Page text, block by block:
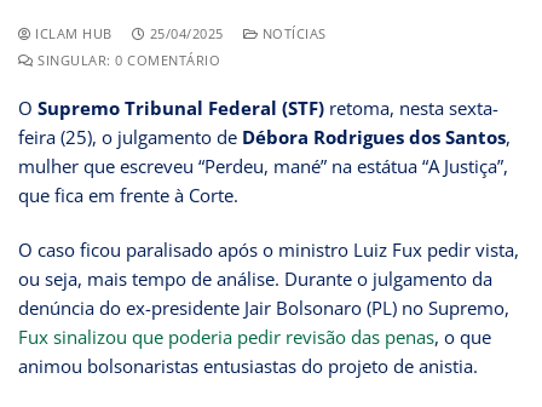
ICLAM HUB 25/04/2025
NOTÍCIAS
SINGULAR: 0 COMENTÁRIO
O Supremo Tribunal Federal (STF) retoma, nesta sexta-
feira (25), o julgamento de Débora Rodrigues dos Santos,
mulher que escreveu “Perdeu, mané” na estátua “A Justiça”,
que fica em frente à Corte.
O caso ficou paralisado após o ministro Luiz Fux pedir vista,
ou seja, mais tempo de análise. Durante o julgamento da
denúncia do ex-presidente Jair Bolsonaro (PL) no Supremo,
Fux sinalizou que poderia pedir revisão das penas, o que
animou bolsonaristas entusiastas do projeto de anistia.